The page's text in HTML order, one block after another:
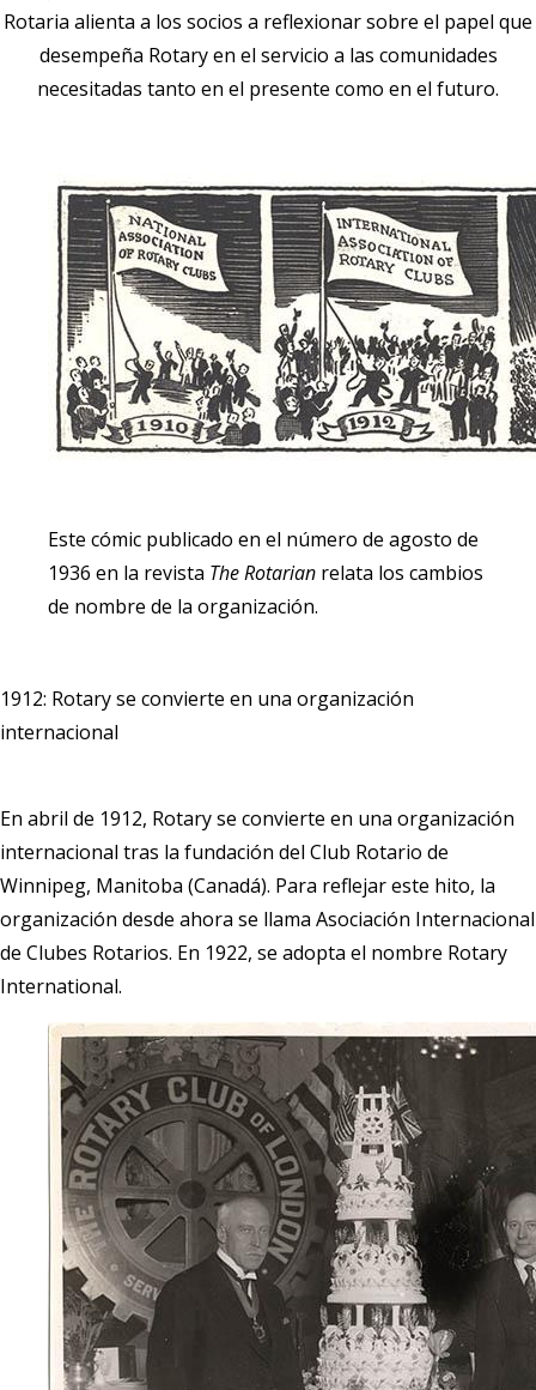
Rotaria alienta a los socios a reflexionar sobre el papel que
desempeña Rotary en el servicio a las comunidades
necesitadas tanto en el presente como en el futuro.
Este cómic publicado en el número de agosto de
1936 en la revista The Rotarian relata los cambios
de nombre de la organización.
1912: Rotary se convierte en una organización
internacional
En abril de 1912, Rotary se convierte en una organización
internacional tras la fundación del Club Rotario de
Winnipeg, Manitoba (Canadá). Para reflejar este hito, la
organización desde ahora se llama Asociación Internacional
de Clubes Rotarios. En 1922, se adopta el nombre Rotary
International.